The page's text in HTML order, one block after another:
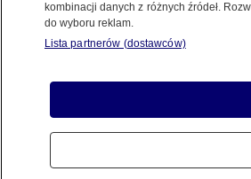
nowego porządku
ŚWIAT
Srebro, Rijad,
kombinacji danych z różnych źródeł.
do wyboru reklam.
Lista partnerów (dostawców)